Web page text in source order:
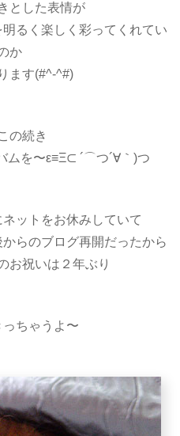
とした表情が
るく楽しく彩ってくれてい
か
ます(#^-^#)
の続き
ムを〜ε≡Ξ⊂ ´⌒つ´∀｀)つ
ットをお休みしていて
らのブログ再開だったから
お祝いは２年ぶり
ちゃうよ〜